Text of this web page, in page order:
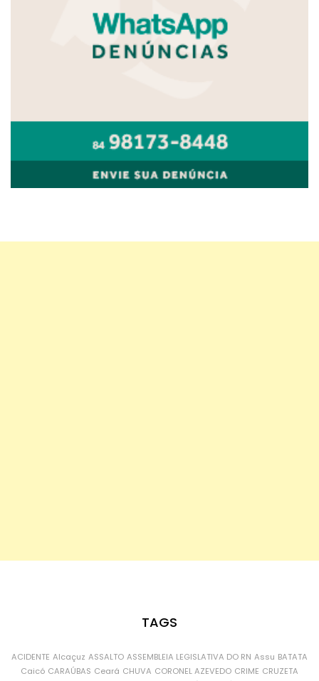
TAGS
ACIDENTE Alcaçuz ASSALTO ASSEMBLEIA LEGISLATIVA DO RN Assu BATATA
Caicó CARAÚBAS Ceará CHUVA CORONEL AZEVEDO CRIME CRUZETA